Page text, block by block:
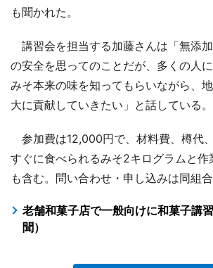
も聞かれた。
講習会を担当する加藤さんは「無添
の安全を思ってのことだが、多くの人
みそ本来の味を知ってもらいながら、
大に貢献していきたい」と話している。
参加費は12,000円で、材料費、樽代、
すぐに食べられるみそ2キログラムと作
も含む。問い合わせ・申し込みは同組合
老舗和菓子店で一般向けに和菓子講
聞）